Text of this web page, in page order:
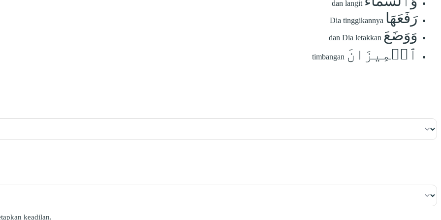
dan langit
رَفَعَهَا Dia tinggikannya
وَوَضَعَ dan Dia letakkan
ٱلۡمِيزَانَ timbangan
keadilan.